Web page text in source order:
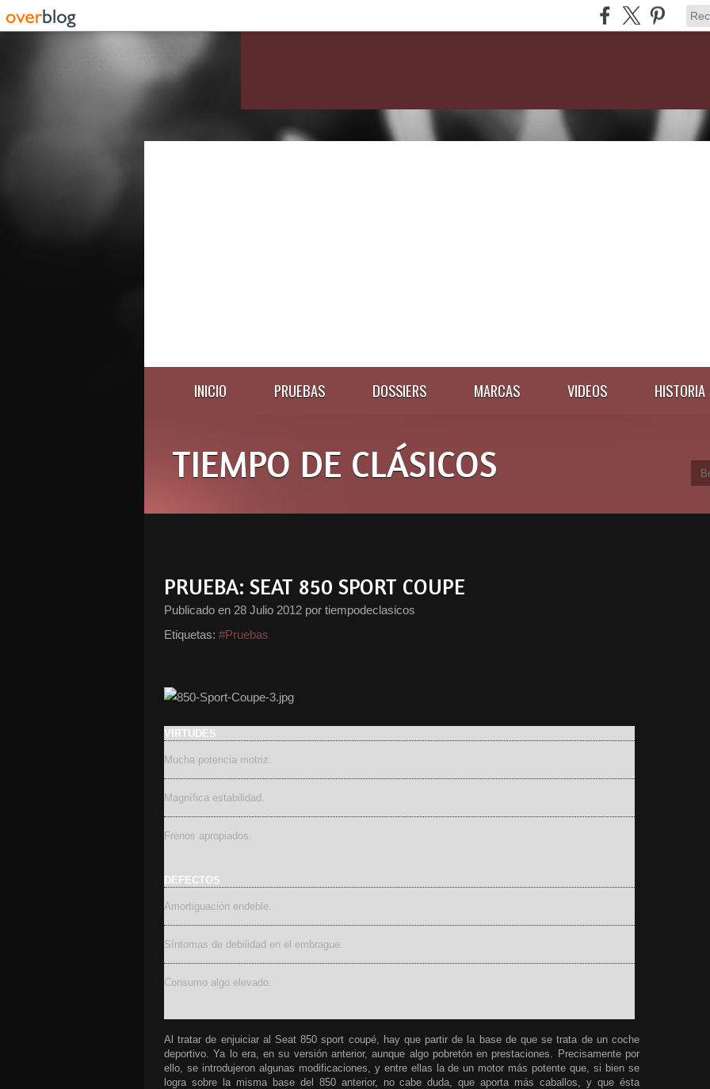
INICIO PRUEBAS DOSSIERS MARCAS VIDEOS HISTORIA
TIEMPO DE CLÁSICOS
PRUEBA: SEAT 850 SPORT COUPE
Publicado en 28 Julio 2012 por tiempodeclasicos
Etiquetas: #Pruebas
VIRTUDES
Mucha potencia motriz.
Magnífica estabilidad.
Frenos apropiados.
DEFECTOS
Amortiguación endeble.
Síntomas de debilidad en el embrague.
Consumo algo elevado.
Al tratar de enjuiciar al Seat 850 sport coupé, hay que partir de la base de que se trata de un coche
deportivo. Ya lo era, en su versión anterior, aunque algo pobretón en prestaciones. Precisamente por
ello, se introdujeron algunas modificaciones, y entre ellas la de un motor más potente que, si bien se
logra sobre la misma base del 850 anterior, no cabe duda, que aporta más caballos, y que ésta